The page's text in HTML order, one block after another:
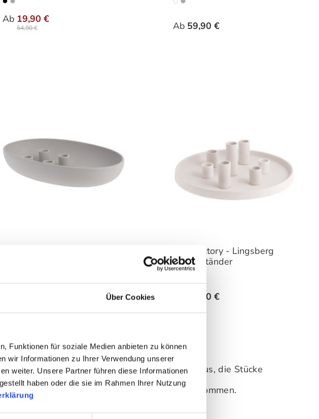
Über Cookies
Funktionen für soziale Medien anbieten zu können
wir Informationen zu Ihrer Verwendung unserer
weiter. Unsere Partner führen diese Informationen
haben oder die sie im Rahmen Ihrer Nutzung
Ab 19,90 €
54,90 € Ab 59,90 €
Variantenauswählen
Storefactory - Lingsberg
Kerzenständer
69,90 €
Varianten
erinnert. Aber die Marke geht darüber hinaus, die Stücke
das einzigartige Gefühl, nach Hause zu kommen.